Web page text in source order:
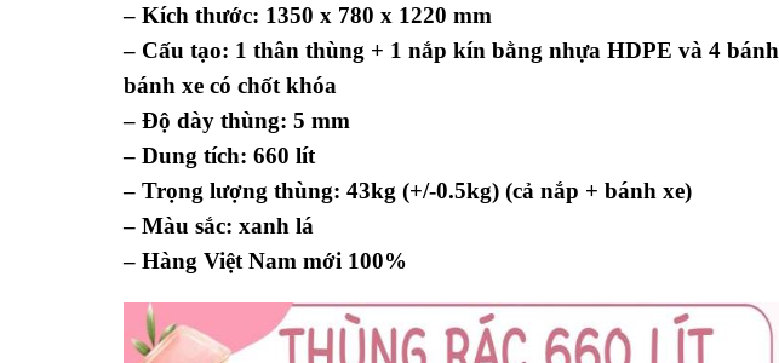
– Kích thước: 1350 x 780 x 1220 mm
– Cấu tạo: 1 thân thùng + 1 nắp kín bằng nhựa HDPE và 4
bánh xe có chốt khóa
– Độ dày thùng: 5 mm
– Dung tích: 660 lít
– Trọng lượng thùng: 43kg (+/-0.5kg) (cả nắp + bánh xe)
– Màu sắc: xanh lá
– Hàng Việt Nam mới 100%